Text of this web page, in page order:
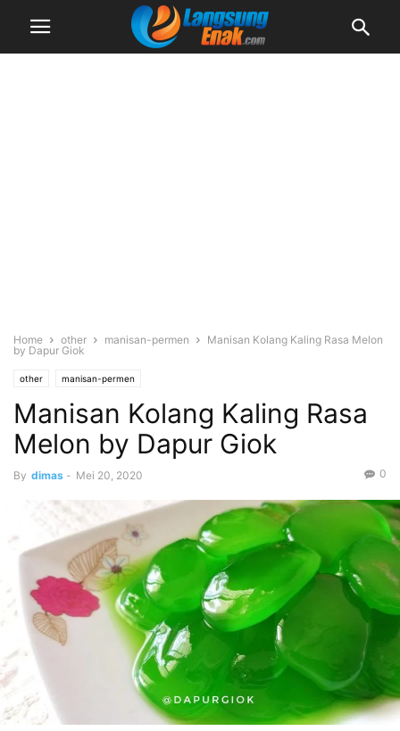
Home other manisan-permen
Manisan Kolang Kaling Rasa Melon
by Dapur Giok
other manisan-permen
Manisan Kolang Kaling Rasa
Melon by Dapur Giok
By dimas - Mei 20, 2020 0